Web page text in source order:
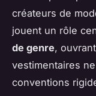
créateurs de
jouent un rôle
de genre,
vestimentaires
conventions